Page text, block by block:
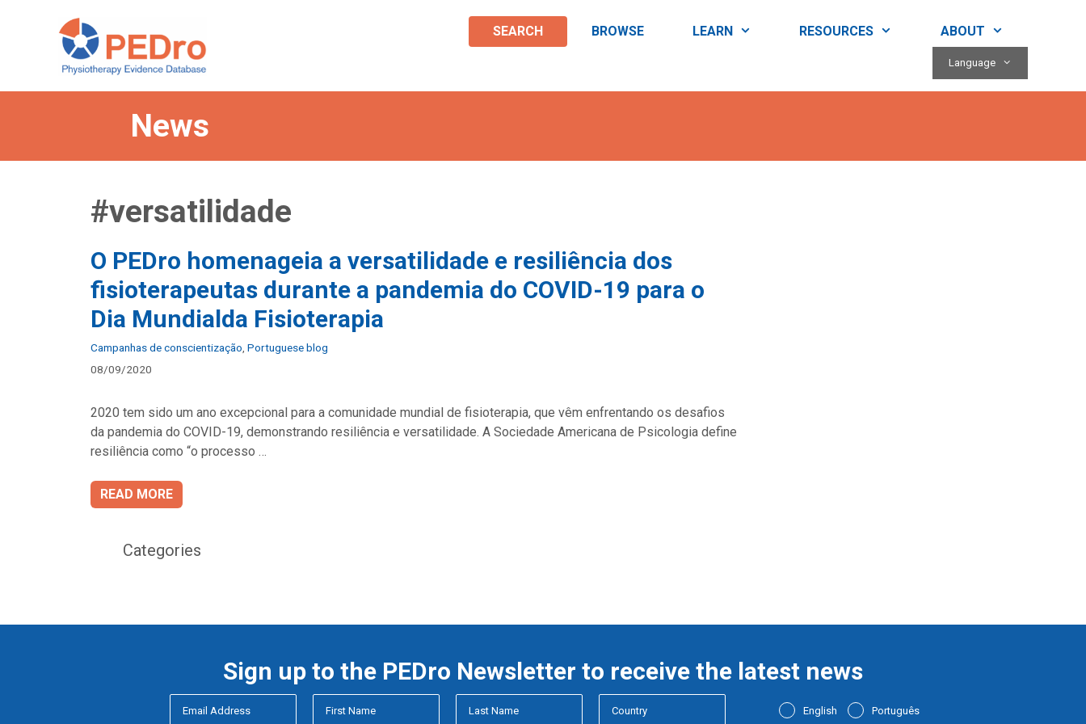
SEARCH BROWSE LEARN RESOURCES ABOUT
Language
News
#versatilidade
O PEDro homenageia a versatilidade e resiliência dos
fisioterapeutas durante a pandemia do COVID-19 para o
Dia Mundialda Fisioterapia
Categories
Campanhas de conscientização Portuguese blog
08/09/2020
2020 tem sido um ano excepcional para a comunidade mundial de fisioterapia, que vêm enfrentando os desafios
da pandemia do COVID-19, demonstrando resiliência e versatilidade. A Sociedade Americana de Psicologia define
resiliência como “o processo …
READ MORE
Categories
Sign up to the PEDro Newsletter to receive the latest news
English Português